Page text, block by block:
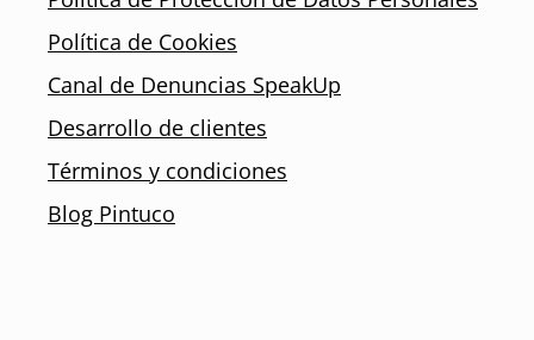
Política de Cookies
Canal de Denuncias SpeakUp
Desarrollo de clientes
Términos y condiciones
Blog Pintuco